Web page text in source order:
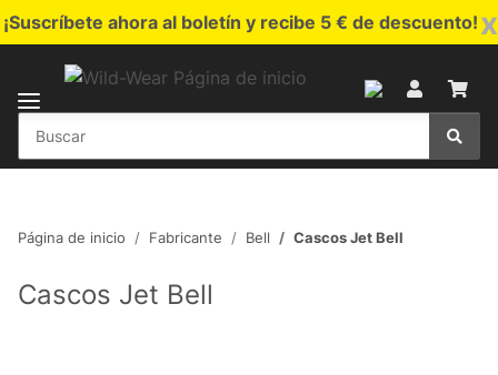
x
¡Suscríbete ahora al boletín y recibe 5 € de descuento!
Página de inicio Fabricante Bell Cascos Jet Bell
Cascos Jet Bell